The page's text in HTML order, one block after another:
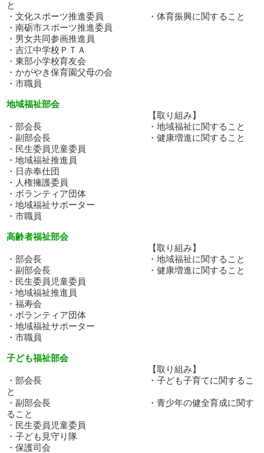
と
・文化スポーツ推進委員 ・体育振興に関すること
・南砺市スポーツ推進委員
・男女共同参画推進員
・吉江中学校ＰＴＡ
・東部小学校育友会
・かがやき保育園父母の会
・市職員
地域福祉部会
【取り組み】
・部会長 ・地域福祉に関すること
・副部会長 ・健康増進に関すること
・民生委員児童委員
・地域福祉推進員
・日赤奉仕団
・人権擁護委員
・ボランティア団体
・地域福祉サポーター
・市職員
高齢者福祉部会
【取り組み】
・部会長 ・地域福祉に関すること
・副部会長 ・健康増進に関すること
・民生委員児童委員
・地域福祉推進員
・福寿会
・ボランティア団体
・地域福祉サポーター
・市職員
子ども福祉部会
【取り組み】
・部会長 ・子ども子育てに関するこ
と
・副部会長 ・青少年の健全育成に関す
ること
・民生委員児童委員
・子ども見守り隊
・保護司会